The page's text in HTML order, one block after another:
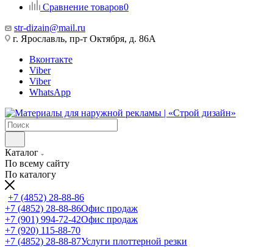
Сравнение товаров0
str-dizain@mail.ru
г. Ярославль, пр-т Октября, д. 86А
Вконтакте
Viber
Viber
WhatsApp
Каталог
По всему сайту
По каталогу
+7 (4852) 28-88-86
+7 (4852) 28-88-86Офис продаж
+7 (901) 994-72-42Офис продаж
+7 (920) 115-88-70
+7 (4852) 28-88-87Услуги плоттерной резки